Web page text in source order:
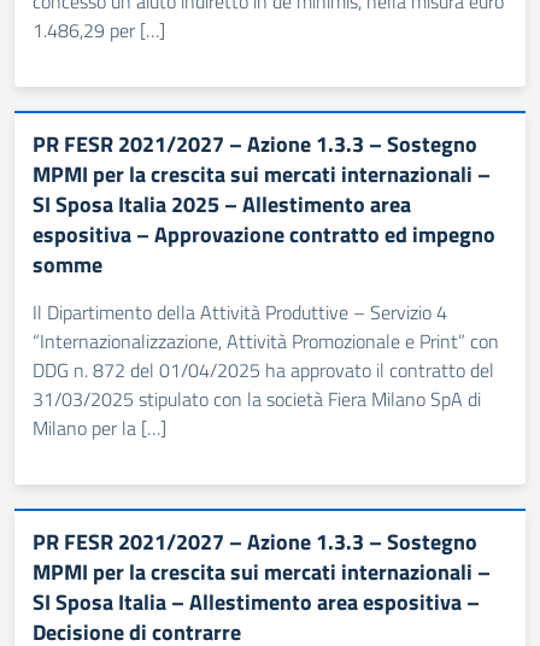
1.486,29 per […]
PR FESR 2021/2027 – Azione 1.3.3 – Sostegno
MPMI per la crescita sui mercati internazionali –
SI Sposa Italia 2025 – Allestimento area
espositiva – Approvazione contratto ed impegno
somme
Il Dipartimento della Attività Produttive – Servizio 4
“Internazionalizzazione, Attività Promozionale e Print” con
DDG n. 872 del 01/04/2025 ha approvato il contratto del
31/03/2025 stipulato con la società Fiera Milano SpA di
Milano per la […]
PR FESR 2021/2027 – Azione 1.3.3 – Sostegno
MPMI per la crescita sui mercati internazionali –
SI Sposa Italia – Allestimento area espositiva –
Decisione di contrarre